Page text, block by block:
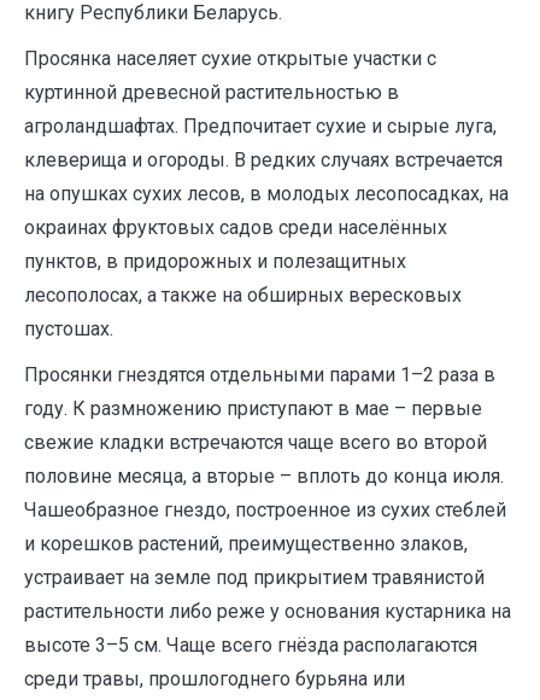
книгу Республики Беларусь.
Просянка населяет сухие открытые участки с
куртинной древесной растительностью в
агроландшафтах. Предпочитает сухие и сырые луга,
клеверища и огороды. В редких случаях встречается
на опушках сухих лесов, в молодых лесопосадках, на
окраинах фруктовых садов среди населённых
пунктов, в придорожных и полезащитных
лесополосах, а также на обширных вересковых
пустошах.
Просянки гнездятся отдельными парами 1–2 раза в
году. К размножению приступают в мае – первые
свежие кладки встречаются чаще всего во второй
половине месяца, а вторые – вплоть до конца июля.
Чашеобразное гнездо, построенное из сухих стеблей
и корешков растений, преимущественно злаков,
устраивает на земле под прикрытием травянистой
растительности либо реже у основания кустарника на
высоте 3–5 см. Чаще всего гнёзда располагаются
среди травы, прошлогоднего бурьяна или